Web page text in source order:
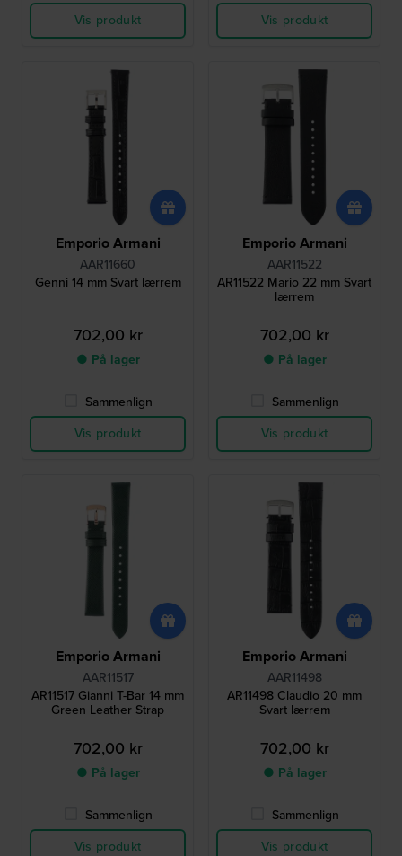
Vis produkt
Vis produkt
Emporio Armani
AAR11660
Genni 14 mm Svart lærrem
702,00 kr
● På lager
Sammenlign
Vis produkt
Emporio Armani
AAR11522
AR11522 Mario 22 mm Svart
lærrem
702,00 kr
● På lager
Sammenlign
Vis produkt
Emporio Armani
AAR11517
AR11517 Gianni T-Bar 14 mm
Green Leather Strap
702,00 kr
● På lager
Sammenlign
Vis produkt
Emporio Armani
AAR11498
AR11498 Claudio 20 mm
Svart lærrem
702,00 kr
● På lager
Sammenlign
Vis produkt